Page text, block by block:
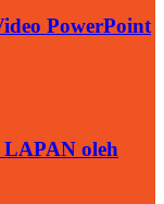
PowerPoint
oleh